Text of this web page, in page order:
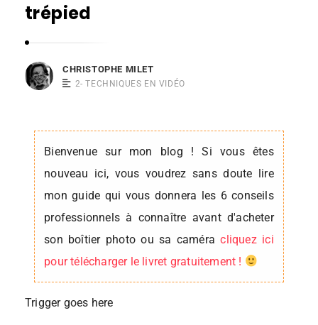
trépied
CHRISTOPHE MILET
2- TECHNIQUES EN VIDÉO
Bienvenue sur mon blog ! Si vous êtes
nouveau ici, vous voudrez sans doute lire
mon guide qui vous donnera les 6 conseils
professionnels à connaître avant d'acheter
son boîtier photo ou sa caméracliquez ici
pour télécharger le livret gratuitement !
Trigger goes here